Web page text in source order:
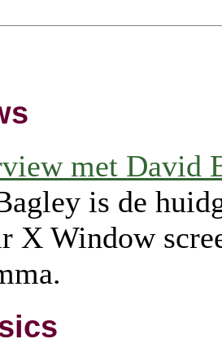
met David
is de
X Window